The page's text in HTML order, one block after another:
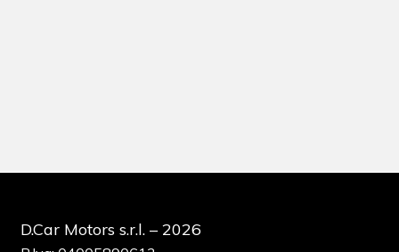
D.Car Motors s.r.l. – 2026